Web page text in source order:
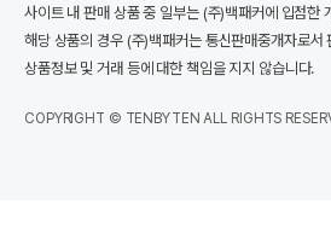
사이트 내 판매 상품 중 일부는 (주)백패커에 입점한
해당 상품의 경우 (주)백패커는 통신판매중개자로서
상품정보 및 거래 등에 대한 책임을 지지 않습니다.
COPYRIGHT © TENBYTEN ALL RIGHTS